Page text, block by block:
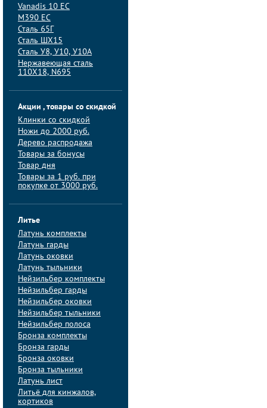
Vanadis 10 ЕС
M390 ЕС
Сталь 65Г
Сталь ШХ15
Сталь У8, У10, У10А
Нержавеющая сталь
110Х18, N695
Акции , товары со скидкой
Клинки со скидкой
Ножи до 2000 руб.
Дерево распродажа
Товары за бонусы
Товар дня
Товары за 1 руб. при
покупке от 3000 руб.
Литье
Латунь комплекты
Латунь гарды
Латунь оковки
Латунь тыльники
Нейзильбер комплекты
Нейзильбер гарды
Нейзильбер оковки
Нейзильбер тыльники
Нейзильбер полоса
Бронза комплекты
Бронза гарды
Бронза оковки
Бронза тыльники
Латунь лист
Литьё для кинжалов,
кортиков